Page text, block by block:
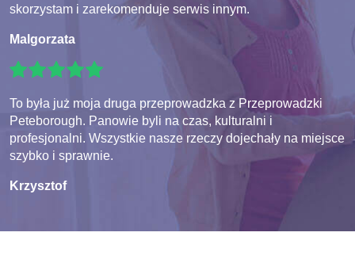
skorzystam i zarekomenduje serwis innym.
Malgorzata
To była już moja druga przeprowadzka z Przeprowadzki
Peteborough. Panowie byli na czas, kulturalni i
profesjonalni. Wszystkie nasze rzeczy dojechały na miejsce
szybko i sprawnie.
Krzysztof